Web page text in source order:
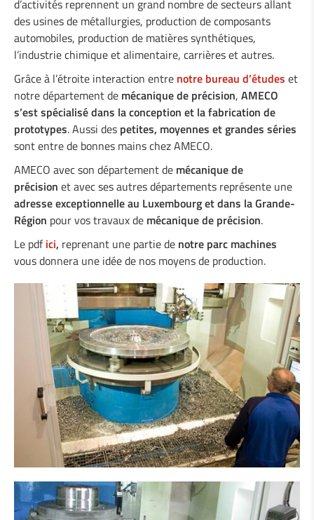
d’activités reprennent un grand nombre de secteurs allant
des usines de métallurgies, production de composants
automobiles, production de matières synthétiques,
l’industrie chimique et alimentaire, carrières et autres.
Grâce à l’étroite interaction entre notre bureau d’études et
notre département de mécanique de précision, AMECO
s’est spécialisé dans la conception et la fabrication de
prototypes. Aussi des petites, moyennes et grandes séries
sont entre de bonnes mains chez AMECO.
AMECO avec son département de mécanique de
précision et avec ses autres départements représente une
adresse exceptionnelle au Luxembourg et dans la Grande-
Région pour vos travaux de mécanique de précision.
Le pdfici, reprenant une partie de notre parc machines
vous donnera une idée de nos moyens de production.